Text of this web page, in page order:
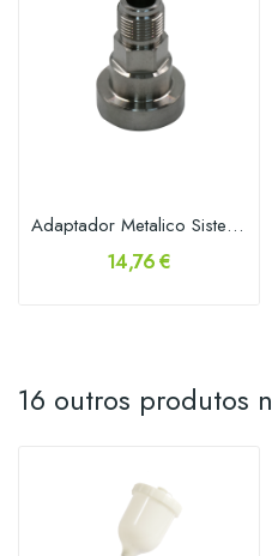
Adaptador Metalico Sistema EPS+ p/ Sata QCC
14,76 €
16 outros produtos